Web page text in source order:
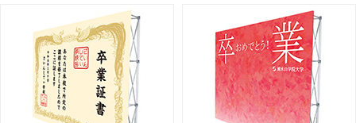
インテリア
Interior